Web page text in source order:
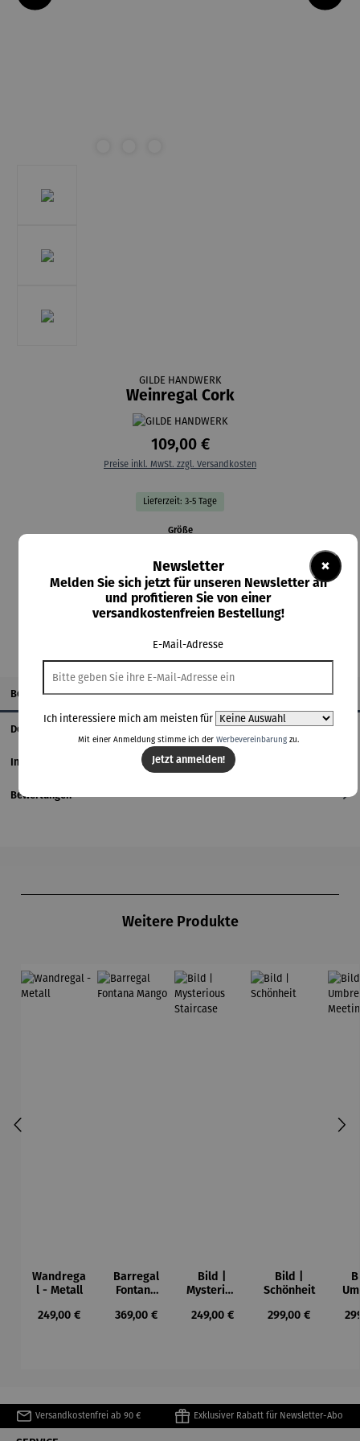
GILDE HANDWERK
Weinregal Cork
109,00 €
Preise inkl. MwSt. zzgl. Versandkosten
Lieferzeit: 3-5 Tage
Größeauswählen
In den Warenkorb
Beschreibung
Details
Informationen zum Hersteller
Bewertungen
Weitere Produkte
Wandrega
l - Metall
Regulärer Preis:
249,00 €
Barregal
Fontana
Regulärer Preis:
369,00 €
Bild |
Mysteriou
Staircase
Regulärer Preis:
249,00 €
Bild |
Schönheit
Regulärer Preis:
299,00 €
Versandkostenfrei ab 90 € Exklusiver Rabatt für Newsletter-Abo
×
Newsletter
Melden Sie sich jetzt für unseren Newsletter an
und profitieren Sie von einer
versandkostenfreien Bestellung!
E-Mail-Adresse
Ich interessiere mich am meisten für
Mit einer Anmeldung stimme ich der Werbevereinbarungzu.
Jetzt anmelden!